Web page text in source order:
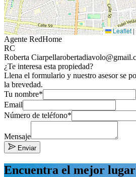
Leaflet |
Agente RedHome
RC
Roberta Ciarpella
¿Te interesa esta propiedad?
Llena el formulario y nuestro asesor se
la brevedad.
Tu nombre*
Email
Número de teléfono*
Mensaje
Enviar
Encuentra el mejor